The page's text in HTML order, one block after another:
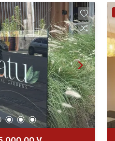
Entre
informações e
Esta é a
para adquirir um
morar em uma
na cidade de